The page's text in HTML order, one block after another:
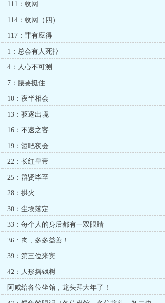
111：收网
114：收网（四）
117：罪有应得
1：总会有人死掉
4：人心不可测
7：腰要挺住
10：夜半相会
13：驱逐出境
16：不速之客
19：酒吧夜会
22：长红皇帝
25：群贤毕至
28：拱火
30：尘埃落定
33：每个人的身后都有一双眼睛
36：肉，多多益善！
39：第三位来宾
42：人形摇钱树
阿咸给各位坐馆，龙头拜大年了！